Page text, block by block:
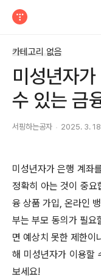
카테고리 없음
미성년자
수 있는 금
서핑하는공자 2025. 3.
미성년자가 은행 계좌
정확히 아는 것이 중요
융 상품 가입, 온라인
부는 부모 동의가 필요
면 예상치 못한 제한이
해 미성년자가 이용할
보세요!